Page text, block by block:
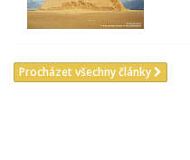
Procházet všechny články